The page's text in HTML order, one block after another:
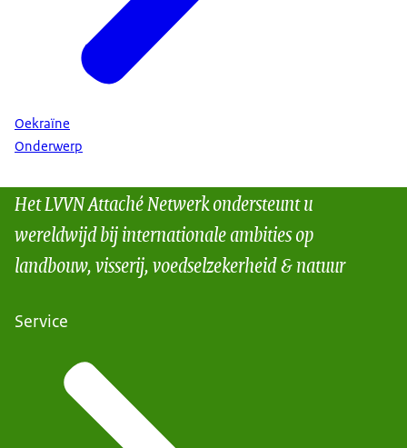
Oekraïne
Onderwerp
Het LVVN Attaché Netwerk ondersteunt u
wereldwijd bij internationale ambities op
landbouw, visserij, voedselzekerheid & natuur
Service